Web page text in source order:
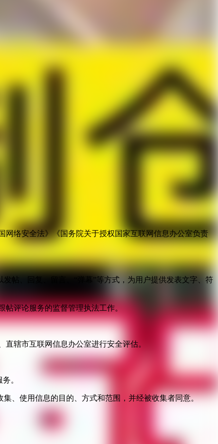
络安全法》《国务院关于授权国家互联网信息办公室负责
帖、回复、留言、“弹幕”等方式，为用户提供发表文字、符
评论服务的监督管理执法工作。
辖市互联网信息办公室进行安全评估。
。
、使用信息的目的、方式和范围，并经被收集者同意。